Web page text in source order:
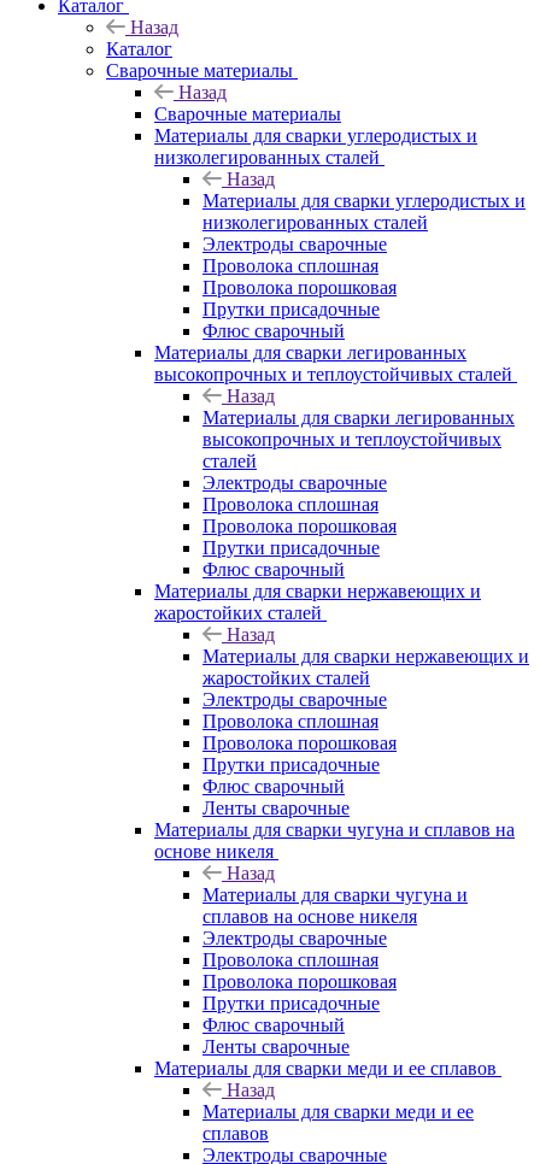
Каталог
Назад
Каталог
Сварочные материалы
Назад
Сварочные материалы
Материалы для сварки углеродистых и
низколегированных сталей
Назад
Материалы для сварки углеродистых и
низколегированных сталей
Электроды сварочные
Проволока сплошная
Проволока порошковая
Прутки присадочные
Флюс сварочный
Материалы для сварки легированных
высокопрочных и теплоустойчивых сталей
Назад
Материалы для сварки легированных
высокопрочных и теплоустойчивых
сталей
Электроды сварочные
Проволока сплошная
Проволока порошковая
Прутки присадочные
Флюс сварочный
Материалы для сварки нержавеющих и
жаростойких сталей
Назад
Материалы для сварки нержавеющих и
жаростойких сталей
Электроды сварочные
Проволока сплошная
Проволока порошковая
Прутки присадочные
Флюс сварочный
Ленты сварочные
Материалы для сварки чугуна и сплавов на
основе никеля
Назад
Материалы для сварки чугуна и
сплавов на основе никеля
Электроды сварочные
Проволока сплошная
Проволока порошковая
Прутки присадочные
Флюс сварочный
Ленты сварочные
Материалы для сварки меди и ее сплавов
Назад
Материалы для сварки меди и ее
сплавов
Электроды сварочные